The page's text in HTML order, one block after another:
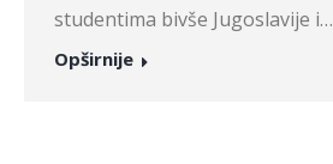
studentima bivše Jugoslavije i…
Opširnije